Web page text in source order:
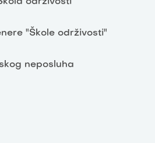
"Škole održivosti"
neposluha